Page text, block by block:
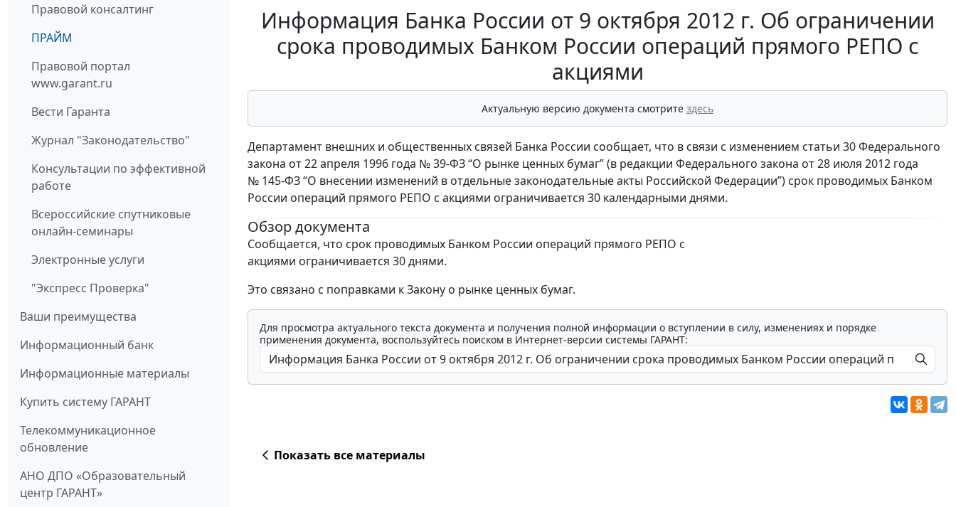
Правовой консалтинг
ПРАЙМ
Правовой портал
www.garant.ru
Вести Гаранта
Журнал "Законодательство"
Консультации по эффективной
работе
Всероссийские спутниковые
онлайн-семинары
Электронные услуги
"Экспресс Проверка"
Ваши преимущества
Информационный банк
Информационные материалы
Купить систему ГАРАНТ
Телекоммуникационное
обновление
АНО ДПО «Образовательный
центр ГАРАНТ»
Информация Банка России от 9 октября 2012 г. Об ограничении
срока проводимых Банком России операций прямого РЕПО с
акциями
Актуальную версию документа смотрите здесь
Департамент внешних и общественных связей Банка России сообщает, что в связи с изменением статьи 30 Федерального
закона от 22 апреля 1996 года № 39-ФЗ “О рынке ценных бумаг” (в редакции Федерального закона от 28 июля 2012 года
№ 145-ФЗ “О внесении изменений в отдельные законодательные акты Российской Федерации”) срок проводимых Банком
России операций прямого РЕПО с акциями ограничивается 30 календарными днями.
Обзор документа
Сообщается, что срок проводимых Банком России операций прямого РЕПО с
акциями ограничивается 30 днями.
Это связано с поправками к Закону о рынке ценных бумаг.
Для просмотра актуального текста документа и получения полной информации о вступлении в силу, изменениях и порядке
применения документа, воспользуйтесь поиском в Интернет-версии системы ГАРАНТ:
Показать все материалы